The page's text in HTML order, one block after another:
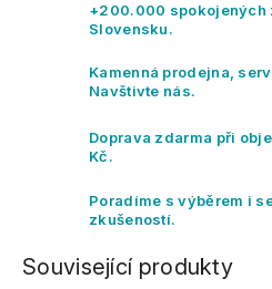
+200.000 spokojených
Slovensku.
Kamenná prodejna,
Navštivte nás.
Doprava zdarma při
Kč.
Poradíme s výběrem i
zkušeností.
Související produkty